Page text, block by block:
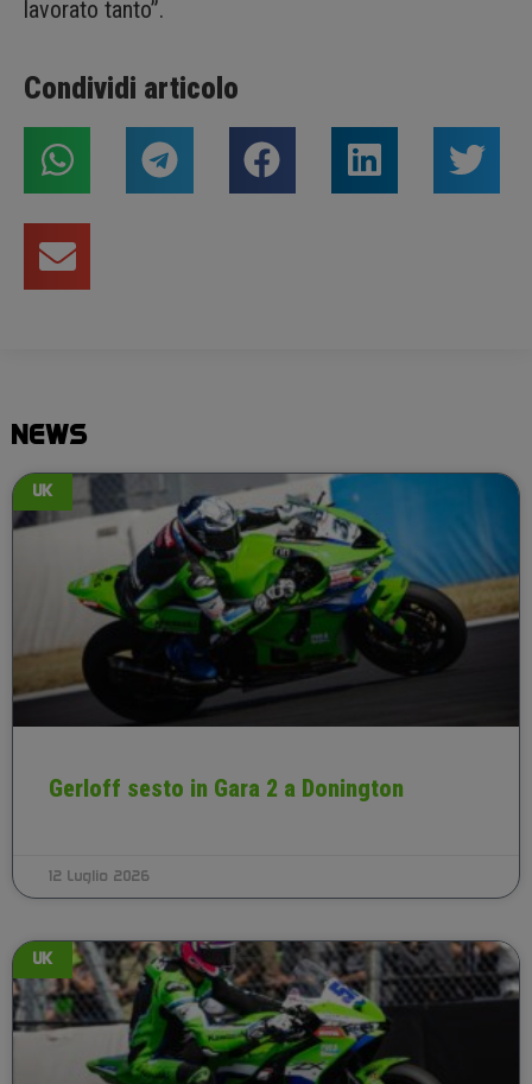
lavorato tanto”.
Condividi articolo
NEWS
UK
Gerloff sesto in Gara 2 a Donington
12 Luglio 2026
UK